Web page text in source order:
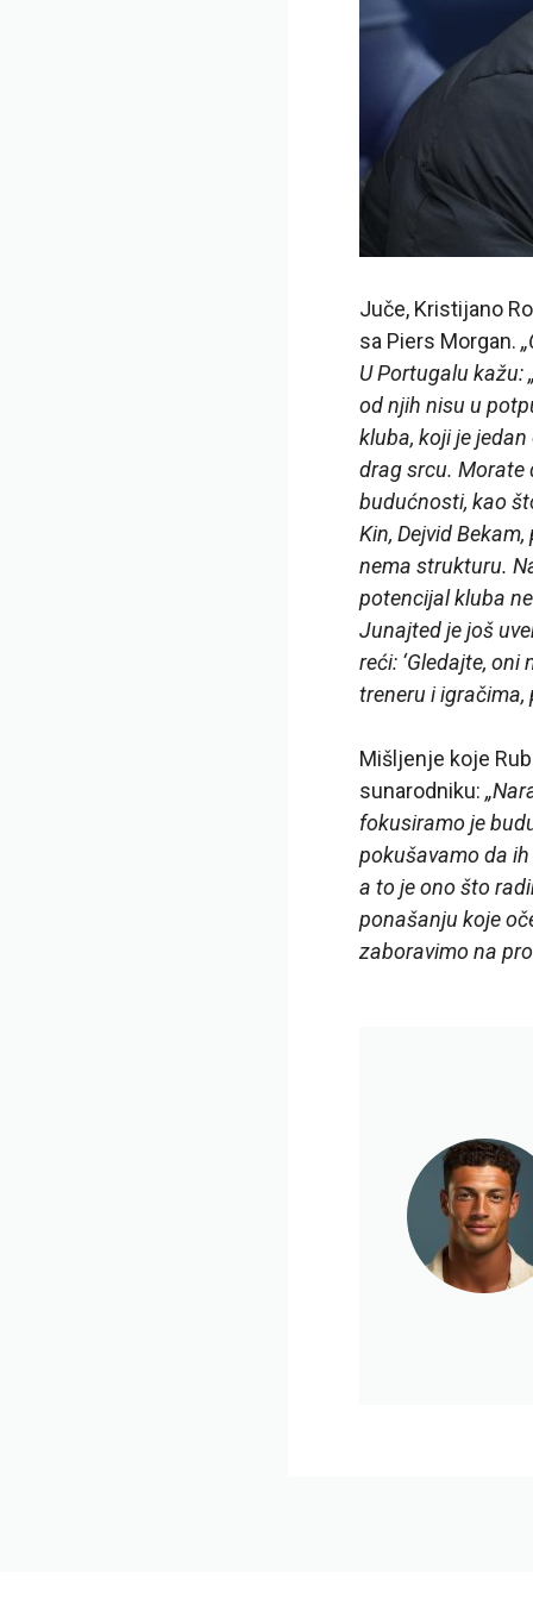
Juče, Kristijano
sa Piers Morgan.
U Portugalu kažu:
od njih nisu u
kluba, koji je
drag srcu. Morate
budućnosti, kao
Kin, Dejvid
nema strukturu.
potencijal kluba
Junajted je još
reći: ‘Gledajte,
treneru i igračima,
Mišljenje koje
sunarodniku:
fokusiramo je
pokušavamo da
a to je ono što
ponašanju koje
zaboravimo na